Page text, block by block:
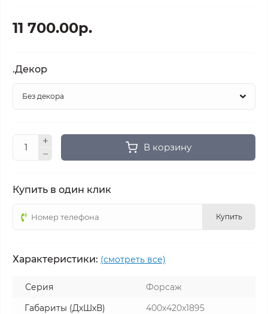
11 700.00р.
.Декор
В корзину
Купить в один клик
Купить
Характеристики: (смотреть все)
Серия
Форсаж
Габариты (ДхШхВ)
400х420х1895